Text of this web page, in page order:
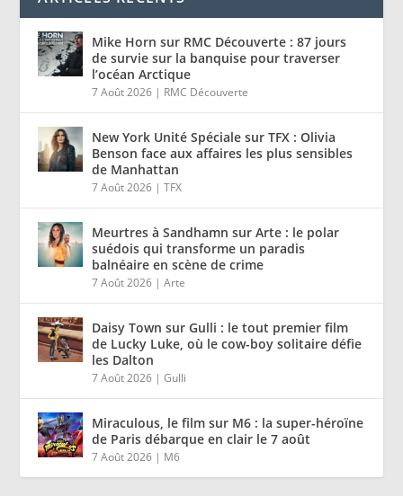
Mike Horn sur RMC Découverte : 87 jours
de survie sur la banquise pour traverser
l’océan Arctique
7 Août 2026 | RMC Découverte
New York Unité Spéciale sur TFX : Olivia
Benson face aux affaires les plus sensibles
de Manhattan
7 Août 2026 |TFX
Meurtres à Sandhamn sur Arte : le polar
suédois qui transforme un paradis
balnéaire en scène de crime
7 Août 2026 |Arte
Daisy Town sur Gulli : le tout premier film
de Lucky Luke, où le cow-boy solitaire défie
les Dalton
7 Août 2026 |Gulli
Miraculous, le film sur M6 : la super-héroïne
de Paris débarque en clair le 7 août
7 Août 2026 | M6